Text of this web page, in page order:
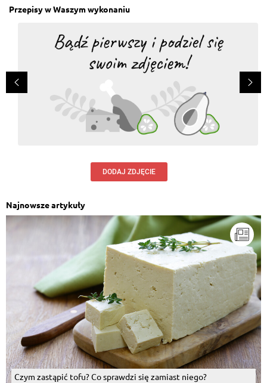
Przepisy w Waszym wykonaniu
DODAJ ZDJĘCIE
Najnowsze artykuły
Czym zastąpić tofu? Co sprawdzi się zamiast niego?